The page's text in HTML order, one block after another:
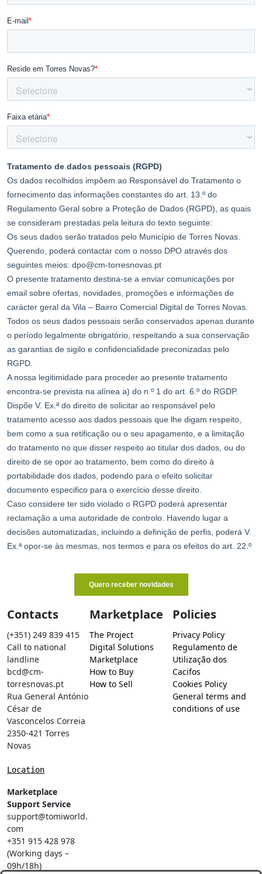
Contacts
(+351) 249 839 415
Call to national
landline
bcd@cm-
torresnovas.pt
Rua General António
César de
Vasconcelos Correia
2350-421 Torres
Novas
Location
Marketplace
Support Service
support@tomiworld.
com
+351 915 428 978
(Working days –
09h/18h)
Marketplace
The Project
Digital Solutions
Marketplace
How to Buy
How to Sell
Policies
Privacy Policy
Regulamento de
Utilização dos
Cacifos
Cookies Policy
General terms and
conditions of use